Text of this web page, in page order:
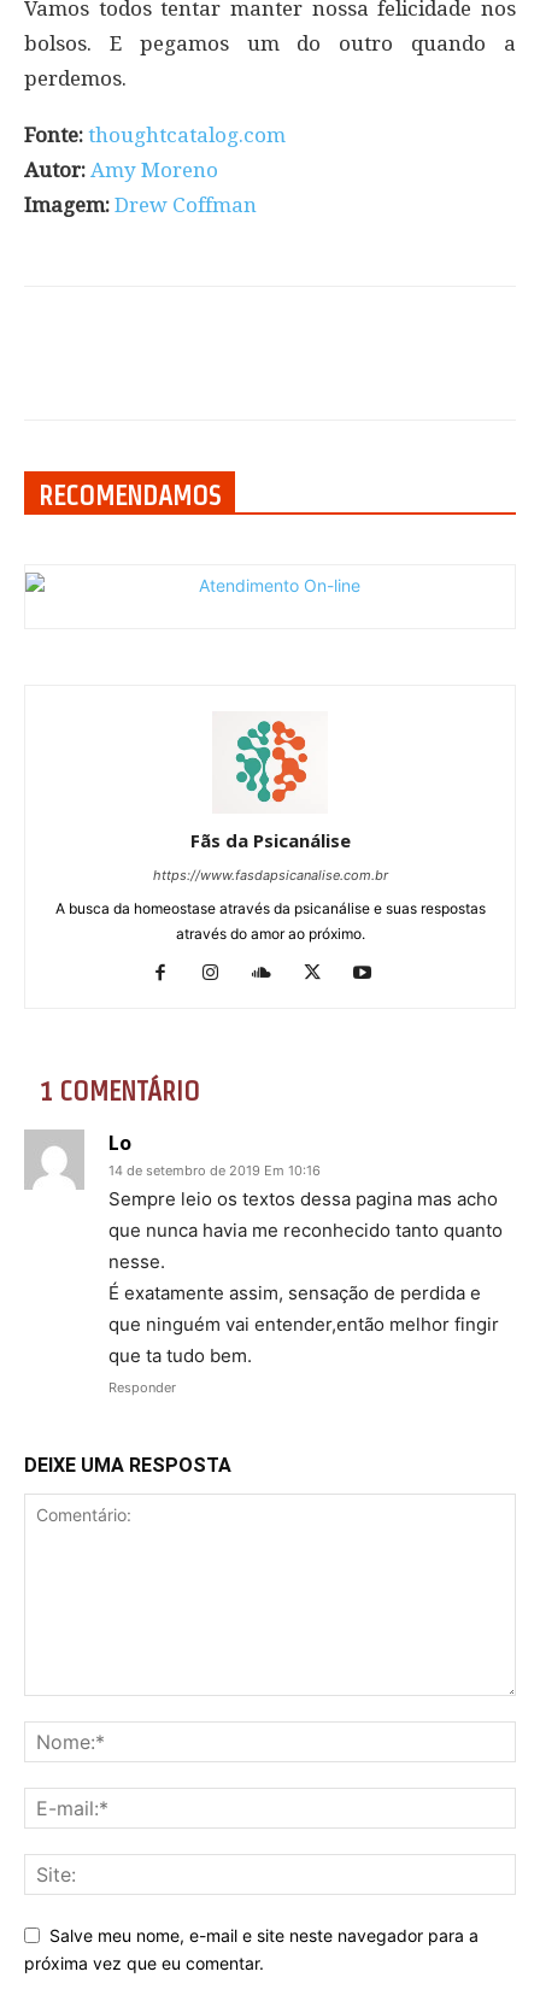
Vamos todos tentar manter nossa felicidade nos
bolsos. E pegamos um do outro quando a
perdemos.
Fonte: thoughtcatalog.com
Autor: Amy Moreno
Imagem: Drew Coffman
RECOMENDAMOS
Fãs da Psicanálise
https://www.fasdapsicanalise.com.br
A busca da homeostase através da psicanálise e suas respostas
através do amor ao próximo.
1 COMENTÁRIO
Lo
14 de setembro de 2019 Em 10:16
Sempre leio os textos dessa pagina mas acho
que nunca havia me reconhecido tanto quanto
nesse.
É exatamente assim, sensação de perdida e
que ninguém vai entender,então melhor fingir
que ta tudo bem.
Responder
DEIXE UMA RESPOSTA
Salve meu nome, e-mail e site neste navegador para a
próxima vez que eu comentar.